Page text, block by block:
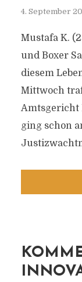
4. September
Mustafa K.
und Boxer
diesem
Mittwoch
Amtsgericht
ging schon